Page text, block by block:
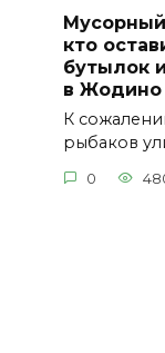
Мусорный
кто
бутылок
в Жодино
К
рыбаков
0